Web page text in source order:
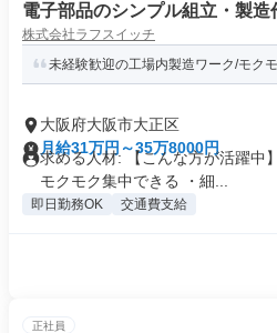
電子部品のシンプル組立・製造
株式会社ラフスイッチ
未経験歓迎の工場内製造ワーク/モク
大阪府大阪市大正区
月給31万円～35万8000円
求める人材: 【こんな方が活躍中
モクモク集中できる ・細...
即日勤務OK 交通費支給
正社員